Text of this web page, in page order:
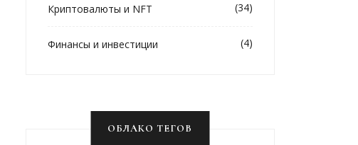
Криптовалюты и NFT (34)
Финансы и инвестиции (4)
ОБЛАКО ТЕГОВ